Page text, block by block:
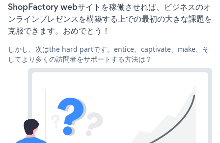
ShopFactory webサイトを稼働させれば、ビジネスのオ
ンラインプレゼンスを構築する上での最初の大きな課題を
克服できます。おめでとう！
しかし、次はthe hard partです。entice、captivate、make、そ
してより多くの訪問者をサポートする方法は？